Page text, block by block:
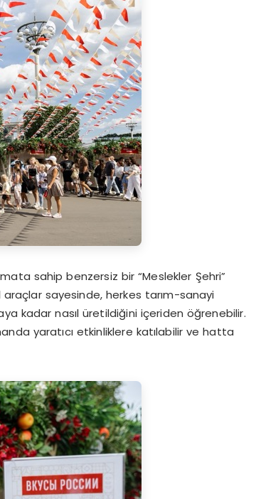
sahip benzersiz bir “Meslekler Şehri”
sayesinde, herkes tarım-sanayi
kadar nasıl üretildiğini içeriden öğrenebilir.
yaratıcı etkinliklere katılabilir ve hatta